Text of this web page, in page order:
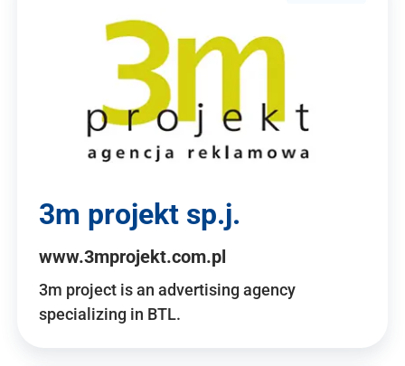
3m projekt sp.j.
www.3mprojekt.com.pl
3m project is an advertising agency
specializing in BTL.